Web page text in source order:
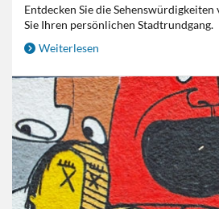
Entdecken Sie die Sehenswürdigkeiten
Sie Ihren persönlichen Stadtrundgang.
Weiterlesen